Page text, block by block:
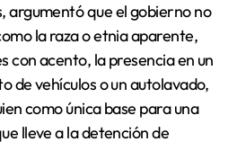
argumentó que el gobierno no
la raza o etnia aparente,
con acento, la presencia en un
de vehículos o un autolavado,
como única base para una
lleve a la detención de